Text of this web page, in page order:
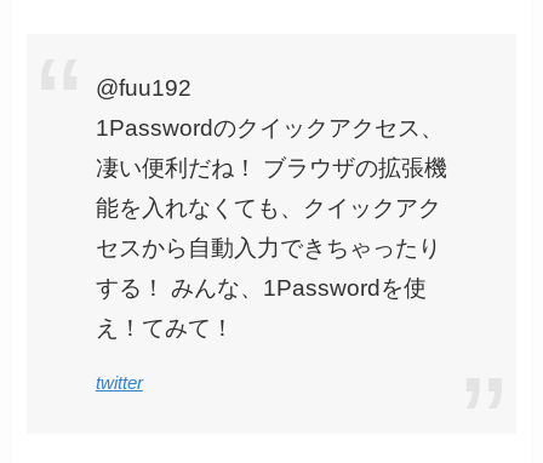
@fuu192
1Passwordのクイックアクセス、
凄い便利だね！ ブラウザの拡張機
能を入れなくても、クイックアク
セスから自動入力できちゃったり
する！ みんな、1Passwordを使
え！てみて！
twitter